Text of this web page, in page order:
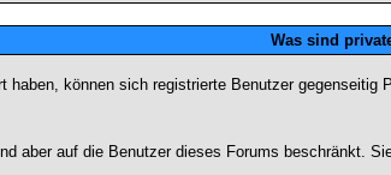
Was sind
haben, können sich registrierte Benutzer gegenseitig
aber auf die Benutzer dieses Forums beschränkt.